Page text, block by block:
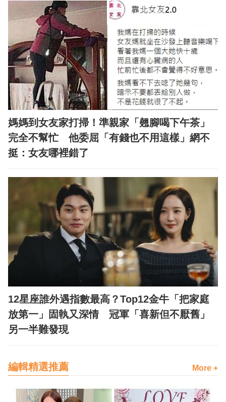
媽媽到女友家打掃！準親家「翹腳喝下午茶」
完全不幫忙 他委屈「有錢也不用這樣」網不
挺：女友哪裡錯了
12星座誰外遇指數最高？Top12金牛「把家庭
放第一」固執又深情 冠軍「喜新但不厭舊」
另一半難發現
編輯精選推薦 More +